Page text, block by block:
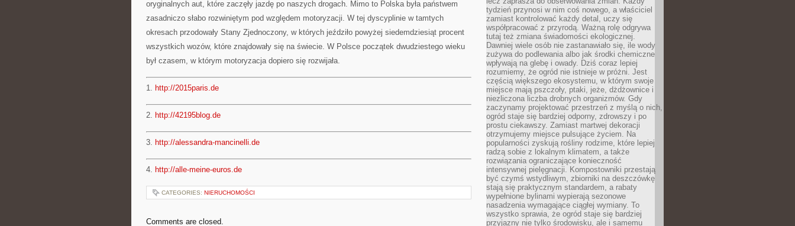
oryginalnych aut, które zaczęły jazdę po naszych drogach. Mimo to Polska była państwem
zasadniczo słabo rozwiniętym pod względem motoryzacji. W tej dyscyplinie w tamtych
okresach przodowały Stany Zjednoczony, w których jeździło powyżej siedemdziesiąt procent
wszystkich wozów, które znajdowały się na świecie. W Polsce początek dwudziestego wieku
był czasem, w którym motoryzacja dopiero się rozwijała.
1. http://2015paris.de
2. http://42195blog.de
3. http://alessandra-mancinelli.de
4. http://alle-meine-euros.de
CATEGORIES: NIERUCHOMOŚCI
Comments are closed.
tydzień przynosi w nim coś nowego, a właściciel
zamiast kontrolować każdy detal, uczy się
współpracować z przyrodą. Ważną rolę odgrywa
tutaj też zmiana świadomości ekologicznej.
Dawniej wiele osób nie zastanawiało się, ile wody
zużywa do podlewania albo jak środki chemiczne
wpływają na glebę i owady. Dziś coraz lepiej
rozumiemy, że ogród nie istnieje w próżni. Jest
częścią większego ekosystemu, w którym swoje
miejsce mają pszczoły, ptaki, jeże, dżdżownice i
niezliczona liczba drobnych organizmów. Gdy
zaczynamy projektować przestrzeń z myślą o nich,
ogród staje się bardziej odporny, zdrowszy i po
prostu ciekawszy. Zamiast martwej dekoracji
otrzymujemy miejsce pulsujące życiem. Na
popularności zyskują rośliny rodzime, które lepiej
radzą sobie z lokalnym klimatem, a także
rozwiązania ograniczające konieczność
intensywnej pielęgnacji. Kompostowniki przestają
być czymś wstydliwym, zbiorniki na deszczówkę
stają się praktycznym standardem, a rabaty
wypełnione bylinami wypierają sezonowe
nasadzenia wymagające ciągłej wymiany. To
wszystko sprawia, że ogród staje się bardziej
przyjazny nie tylko środowisku, ale i samemu